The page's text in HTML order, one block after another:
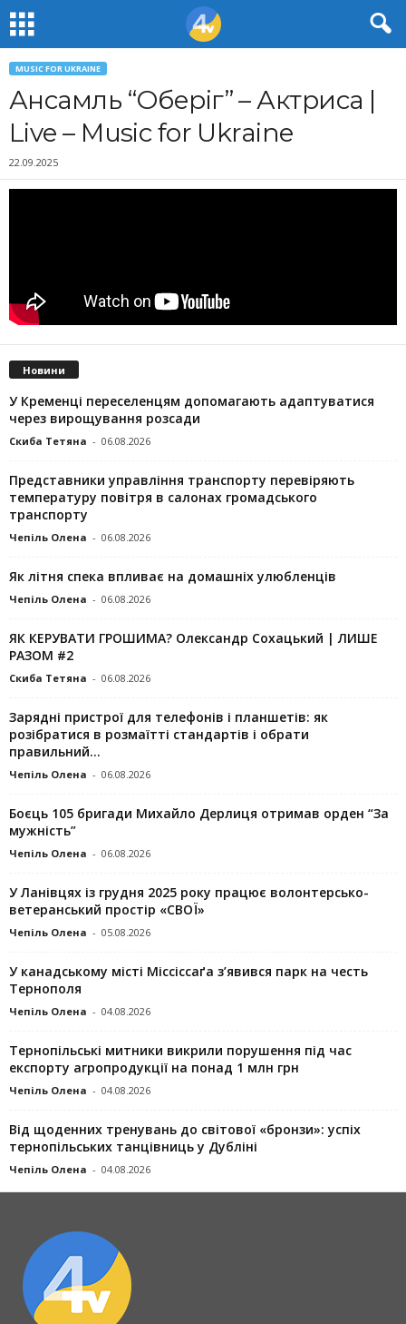
MUSIC FOR UKRAINE
Ансамль “Оберіг” – Актриса |
Live – Music for Ukraine
22.09.2025
Новини
У Кременці переселенцям допомагають адаптуватися
через вирощування розсади
Скиба Тетяна - 06.08.2026
Представники управління транспорту перевіряють
температуру повітря в салонах громадського
транспорту
Чепіль Олена - 06.08.2026
Як літня спека впливає на домашніх улюбленців
Чепіль Олена - 06.08.2026
ЯК КЕРУВАТИ ГРОШИМА? Олександр Сохацький | ЛИШЕ
РАЗОМ #2
Скиба Тетяна - 06.08.2026
Зарядні пристрої для телефонів і планшетів: як
розібратися в розмаїтті стандартів і обрати
правильний...
Чепіль Олена - 06.08.2026
Боєць 105 бригади Михайло Дерлиця отримав орден “За
мужність”
Чепіль Олена - 06.08.2026
У Ланівцях із грудня 2025 року працює волонтерсько-
ветеранський простір «СВОЇ»
Чепіль Олена - 05.08.2026
У канадському місті Міссіссаґа з’явився парк на честь
Тернополя
Чепіль Олена - 04.08.2026
Тернопільські митники викрили порушення під час
експорту агропродукції на понад 1 млн грн
Чепіль Олена - 04.08.2026
Від щоденних тренувань до світової «бронзи»: успіх
тернопільських танцівниць у Дубліні
Чепіль Олена - 04.08.2026